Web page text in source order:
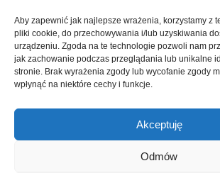
Aby zapewnić jak najlepsze wrażenia, korzystamy z
pliki cookie, do przechowywania i/lub uzyskiwania
urządzeniu. Zgoda na te technologie pozwoli nam
jak zachowanie podczas przeglądania lub unikalne
stronie. Brak wyrażenia zgody lub wycofanie zgody
wpłynąć na niektóre cechy i funkcje.
Akceptuję
Odmów
"MK.PL nie posiada licencji na używanie
intelektualnej IKEA ani nie jest
grupy IKEA".
informacyjnych"